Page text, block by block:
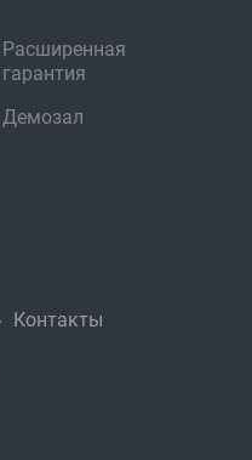
Расширенная
гарантия
Демозал
Контакты